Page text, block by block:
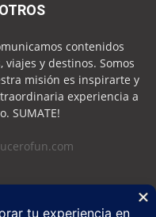
contenidos
y destinos. Somos
misión es inspirarte y
experiencia a
SUMATE!